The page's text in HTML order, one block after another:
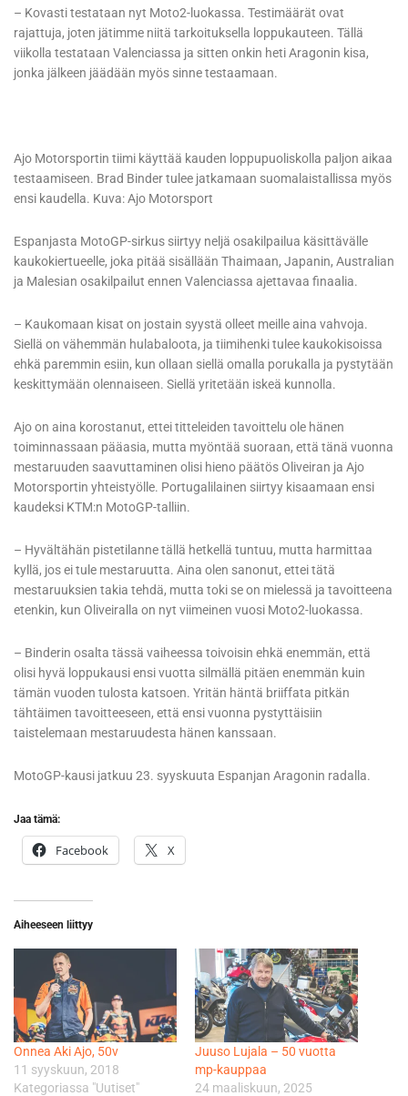
– Kovasti testataan nyt Moto2-luokassa. Testimäärät ovat
rajattuja, joten jätimme niitä tarkoituksella loppukauteen. Tällä
viikolla testataan Valenciassa ja sitten onkin heti Aragonin kisa,
jonka jälkeen jäädään myös sinne testaamaan.
Ajo Motorsportin tiimi käyttää kauden loppupuoliskolla paljon aikaa
testaamiseen. Brad Binder tulee jatkamaan suomalaistallissa myös
ensi kaudella. Kuva: Ajo Motorsport
Espanjasta MotoGP-sirkus siirtyy neljä osakilpailua käsittävälle
kaukokiertueelle, joka pitää sisällään Thaimaan, Japanin, Australian
ja Malesian osakilpailut ennen Valenciassa ajettavaa finaalia.
– Kaukomaan kisat on jostain syystä olleet meille aina vahvoja.
Siellä on vähemmän hulabaloota, ja tiimihenki tulee kaukokisoissa
ehkä paremmin esiin, kun ollaan siellä omalla porukalla ja pystytään
keskittymään olennaiseen. Siellä yritetään iskeä kunnolla.
Ajo on aina korostanut, ettei titteleiden tavoittelu ole hänen
toiminnassaan pääasia, mutta myöntää suoraan, että tänä vuonna
mestaruuden saavuttaminen olisi hieno päätös Oliveiran ja Ajo
Motorsportin yhteistyölle. Portugalilainen siirtyy kisaamaan ensi
kaudeksi KTM:n MotoGP-talliin.
– Hyvältähän pistetilanne tällä hetkellä tuntuu, mutta harmittaa
kyllä, jos ei tule mestaruutta. Aina olen sanonut, ettei tätä
mestaruuksien takia tehdä, mutta toki se on mielessä ja tavoitteena
etenkin, kun Oliveiralla on nyt viimeinen vuosi Moto2-luokassa.
– Binderin osalta tässä vaiheessa toivoisin ehkä enemmän, että
olisi hyvä loppukausi ensi vuotta silmällä pitäen enemmän kuin
tämän vuoden tulosta katsoen. Yritän häntä briiffata pitkän
tähtäimen tavoitteeseen, että ensi vuonna pystyttäisiin
taistelemaan mestaruudesta hänen kanssaan.
MotoGP-kausi jatkuu 23. syyskuuta Espanjan Aragonin radalla.
Jaa tämä:
Facebook X
Aiheeseen liittyy
Onnea Aki Ajo, 50v
11 syyskuun, 2018
Kategoriassa "Uutiset"
Juuso Lujala – 50 vuotta
mp-kauppaa
24 maaliskuun, 2025